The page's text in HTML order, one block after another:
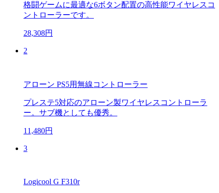
格闘ゲームに最適な6ボタン配置の高性能ワイヤレスコ
ントローラーです。
28,308円
2
アローン PS5用無線コントローラー
プレステ5対応のアローン製ワイヤレスコントローラ
ー。サブ機としても優秀。
11,480円
3
Logicool G F310r